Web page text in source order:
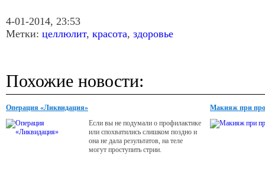
4-01-2014, 23:53
Метки: целлюлит, красота, здоровье
Похожие новости:
Операция «Ликвидация»
Если вы не подумали о профилактике
или спохватились слишком поздно и
она не дала результатов, на теле
могут проступить стрии.
Макияж при